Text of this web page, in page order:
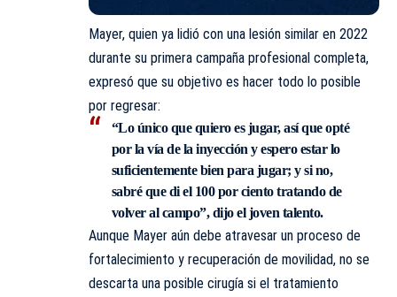
Mayer, quien ya lidió con una lesión similar en 2022
durante su primera campaña profesional completa,
expresó que su objetivo es hacer todo lo posible
por regresar:
“Lo único que quiero es jugar, así que opté
por la vía de la inyección y espero estar lo
suficientemente bien para jugar; y si no,
sabré que di el 100 por ciento tratando de
volver al campo”, dijo el joven talento.
Aunque Mayer aún debe atravesar un proceso de
fortalecimiento y recuperación de movilidad, no se
descarta una posible cirugía si el tratamiento